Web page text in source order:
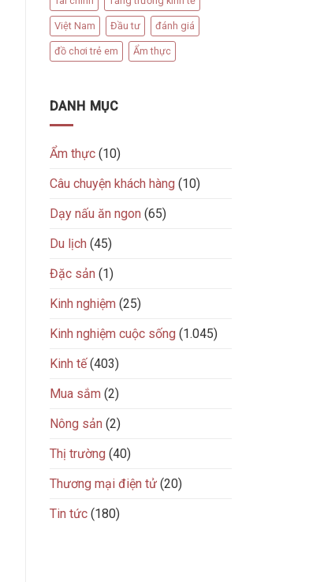
Việt Nam Đầu tư đánh giá
đồ chơi trẻ em Ẩm thực
DANH MỤC
Ẩm thực(10)
Câu chuyện khách hàng (10)
Dạy nấu ăn ngon (65)
Du lịch (45)
Đặc sản (1)
Kinh nghiệm (25)
Kinh nghiệm cuộc sống (1.045)
Kinh tế(403)
Mua sắm (2)
Nông sản (2)
Thị trường (40)
Thương mại điện tử(20)
Tin tức(180)